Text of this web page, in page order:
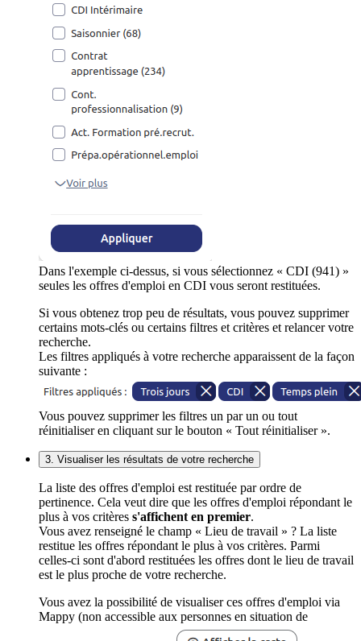
Dans l'exemple ci-dessus, si vous sélectionnez « CDI (941) »
seules les offres d'emploi en CDI vous seront restituées.
Si vous obtenez trop peu de résultats, vous pouvez supprimer
certains mots-clés ou certains filtres et critères et relancer votre
recherche.
Les filtres appliqués à votre recherche apparaissent de la façon
suivante :
Vous pouvez supprimer les filtres un par un ou tout
réinitialiser en cliquant sur le bouton « Tout réinitialiser ».
3. Visualiser les résultats de votre recherche
La liste des offres d'emploi est restituée par ordre de
pertinence. Cela veut dire que les offres d'emploi répondant le
plus à vos critères s'affichent en premier.
Vous avez renseigné le champ « Lieu de travail » ? La liste
restitue les offres répondant le plus à vos critères. Parmi
celles-ci sont d'abord restituées les offres dont le lieu de travail
est le plus proche de votre recherche.
Vous avez la possibilité de visualiser ces offres d'emploi via
Mappy (non accessible aux personnes en situation de